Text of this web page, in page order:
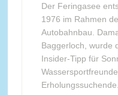
Der Feringasee
1976 im Rahmen
Autobahnbau.
Baggerloch, wurde
Insider-Tipp für
Erholungssuchende.